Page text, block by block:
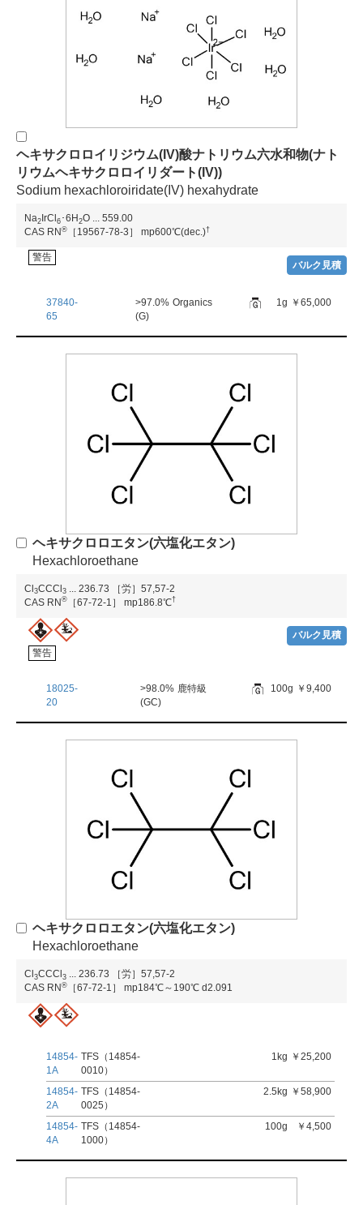
ヘキサクロロイリジウム(IV)酸ナトリウム六水和物(ナト
リウムヘキサクロロイリダート(IV))
Sodium hexachloroiridate(IV) hexahydrate
Na2 IrCl 6 ･6H 2O ... 559.00
CAS RN ® ［19567-78-3］ mp600℃(dec.)†
警告
バルク見積
37840-
65
>97.0%
(G)
Organics 1g ￥65,000
ヘキサクロロエタン(六塩化エタン)
Hexachloroethane
Cl3CCCl3 ... 236.73
［労］57,57-2
CAS RN® ［67-72-1］ mp186.8℃†
警告
バルク見積
18025-
20
>98.0%
(GC)
鹿特級 100g ￥9,400
ヘキサクロロエタン(六塩化エタン)
Hexachloroethane
Cl 3CCCl 3 ... 236.73
［労］57,57-2
CAS RN ® ［67-72-1］ mp184℃～190℃ d2.091
14854-
1A
TFS（14854-
0010）
1kg ￥25,200
14854-
2A
TFS（14854-
0025）
2.5kg ￥58,900
14854-
4A
TFS（14854-
1000）
100g ￥4,500